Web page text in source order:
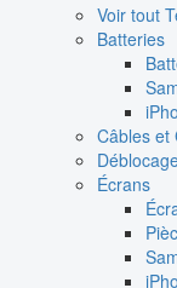
Voir tout
Batteries
Câbles et
Écrans